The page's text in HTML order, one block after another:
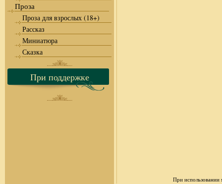
Проза
Проза для взрослых (18+)
Рассказ
Миниатюра
Сказка
При поддержке
При использовании